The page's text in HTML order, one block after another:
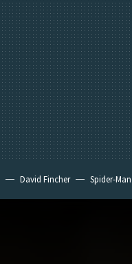
David Fincher Spider-